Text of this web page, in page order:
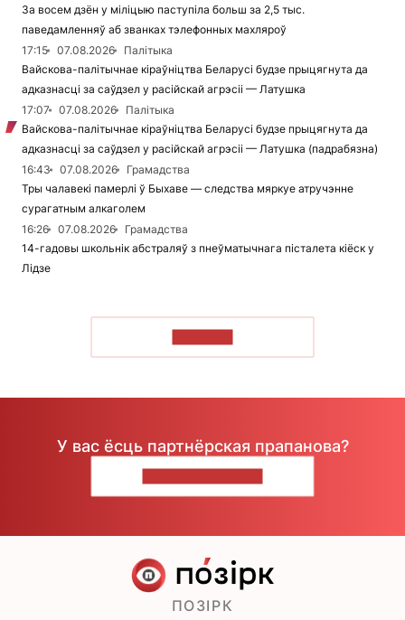
За восем дзён у міліцыю паступіла больш за 2,5 тыс.
паведамленняў аб званках тэлефонных махляроў
17:15
07.08.2026
Палітыка
Вайскова-палітычнае кіраўніцтва Беларусі будзе прыцягнута да
адказнасці за саўдзел у расійскай агрэсіі — Латушка
17:07
07.08.2026
Палітыка
Вайскова-палітычнае кіраўніцтва Беларусі будзе прыцягнута да
адказнасці за саўдзел у расійскай агрэсіі — Латушка (падрабязна)
16:43
07.08.2026
Грамадства
Тры чалавекі памерлі ў Быхаве — следства мяркуе атручэнне
сурагатным алкаголем
16:26
07.08.2026
Грамадства
14-гадовы школьнік абстраляў з пнеўматычнага пісталета кіёск у
Лідзе
У вас ёсць партнёрская прапанова?
ПОЗІРК